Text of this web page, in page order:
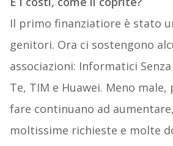
Il primo finanziatiore è stato
genitori. Ora ci sostengono
associazioni: Informatici
Te, TIM e Huawei. Meno male,
fare continuano ad
moltissime richieste e molte